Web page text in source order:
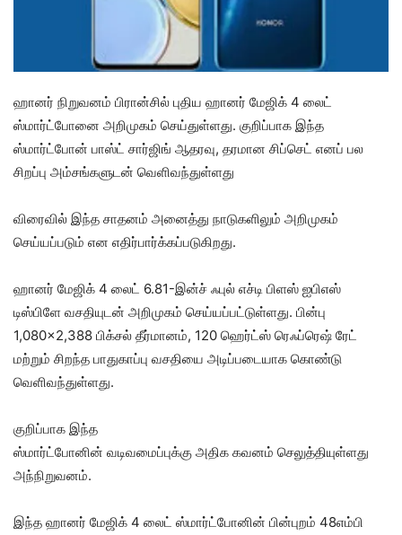
ஹானர் நிறுவனம் பிரான்சில் புதிய ஹானர் மேஜிக் 4 லைட்
ஸ்மார்ட்போனை அறிமுகம் செய்துள்ளது. குறிப்பாக இந்த
ஸ்மார்ட்போன் பாஸ்ட் சார்ஜிங் ஆதரவு, தரமான சிப்செட் எனப் பல
சிறப்பு அம்சங்களுடன் வெளிவந்துள்ளது
விரைவில் இந்த சாதனம் அனைத்து நாடுகளிலும் அறிமுகம்
செய்யப்படும் என எதிர்பார்க்கப்படுகிறது.
ஹானர் மேஜிக் 4 லைட் 6.81-இன்ச் ஃபுல் எச்டி பிளஸ் ஐபிஎஸ்
டிஸ்பிளே வசதியுடன் அறிமுகம் செய்யப்பட்டுள்ளது. பின்பு
1,080×2,388 பிக்சல் தீர்மானம், 120 ஹெர்ட்ஸ் ரெஃப்ரெஷ் ரேட்
மற்றும் சிறந்த பாதுகாப்பு வசதியை அடிப்படையாக கொண்டு
வெளிவந்துள்ளது.
குறிப்பாக இந்த
ஸ்மார்ட்போனின் வடிவமைப்புக்கு அதிக கவனம் செலுத்தியுள்ளது
அந்நிறுவனம்.
இந்த ஹானர் மேஜிக் 4 லைட் ஸ்மார்ட்போனின் பின்புறம் 48எம்பி